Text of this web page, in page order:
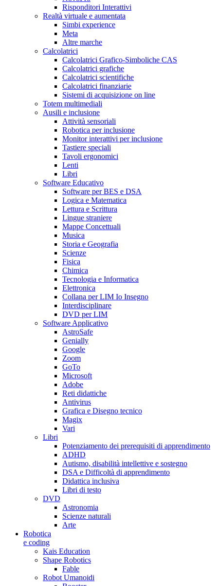
Risponditori Interattivi
Realtà virtuale e aumentata
Simbi experience
Meta
Altre marche
Calcolatrici
Calcolatrici Grafico-Simboliche CAS
Calcolatrici grafiche
Calcolatrici scientifiche
Calcolatrici finanziarie
Sistemi di acquisizione on line
Totem multimediali
Ausili e inclusione
Attività sensoriali
Robotica per inclusione
Monitor interattivi per inclusione
Tastiere speciali
Tavoli ergonomici
Lenti
Libri
Software Educativo
Software per BES e DSA
Logica e Matematica
Lettura e Scrittura
Lingue straniere
Mappe Concettuali
Musica
Storia e Geografia
Scienze
Fisica
Chimica
Tecnologia e Informatica
Elettronica
Collana per LIM Io Insegno
Interdisciplinare
DVD per LIM
Software Applicativo
AstroSafe
Genially
Google
Zoom
GoTo
Microsoft
Adobe
Reti didattiche
Antivirus
Grafica e Disegno tecnico
Magix
Vari
Libri
Potenziamento dei prerequisiti di apprendimento
ADHD
Autismo, disabilità intellettive e sostegno
DSA e Difficoltà di apprendimento
Didattica inclusiva
Libri di testo
DVD
Astronomia
Scienze naturali
Arte
Robotica
e coding
Kais Education
Shape Robotics
Fable
Robot Umanoidi